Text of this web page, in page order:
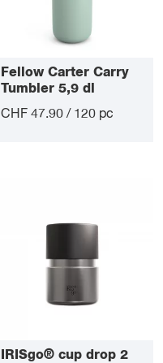
Fellow Carter Carry
Tumbler 5,9 dl
CHF 47.90 / 120 pc
IRISgo® cup drop 2